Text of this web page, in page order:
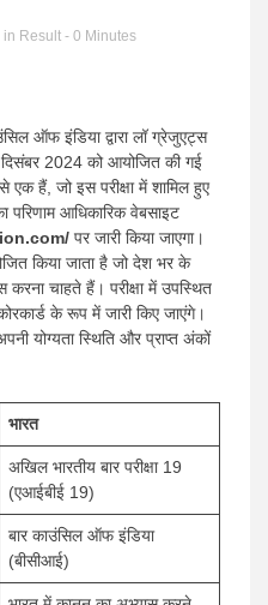
in Result - 0 Minutes
ऑफ इंडिया द्वारा लॉ ग्रेजुएट्स
दिसंबर 2024 को आयोजित की गई
एक हैं, जो इस परीक्षा में शामिल हुए
परिणाम आधिकारिक वेबसाइट
पर जारी किया जाएगा।
किया जाता है जो देश भर के
चाहते हैं। परीक्षा में उपस्थित
के रूप में जारी किए जाएंगे।
योग्यता स्थिति और प्राप्त अंकों
भारत
अखिल भारतीय बार परीक्षा 19
(एआईबीई 19)
बार काउंसिल ऑफ इंडिया
(बीसीआई)